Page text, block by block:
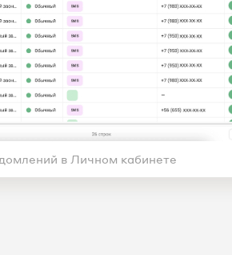
в Личном кабинете